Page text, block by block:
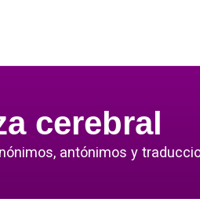
cerebral
antónimos y